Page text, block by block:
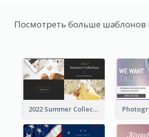
Посмотреть больше
2022 Summer Collection Discount Twitter Post